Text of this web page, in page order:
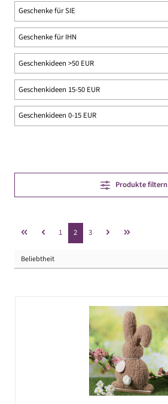
Geschenke für SIE
Geschenke für IHN
Geschenkideen >50 EUR
Geschenkideen 15-50 EUR
Geschenkideen 0-15 EUR
Produkte filtern
Seite
1 Seite
2 Seite
3